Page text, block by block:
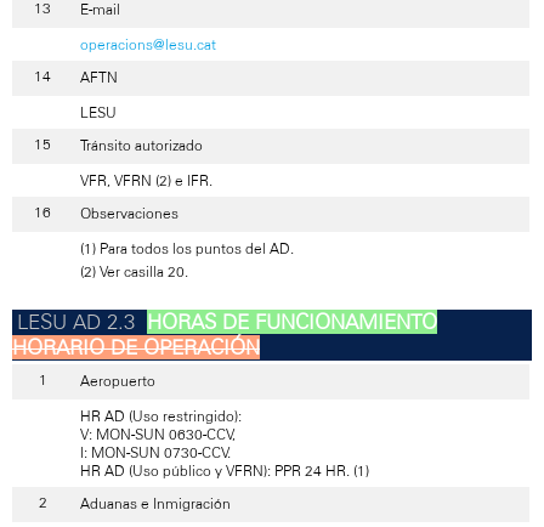
E-mail
operacions@lesu.cat
AFTN
LESU
Tránsito autorizado
VFR, VFRN (2) e IFR.
Observaciones
(1) Para todos los puntos del AD.
(2) Ver casilla 20.
HORAS DE FUNCIONAMIENTO
HORARIO DE OPERACIÓN
Aeropuerto
HR AD (Uso restringido):
V: MON-SUN 0630-CCV,
I: MON-SUN 0730-CCV.
HR AD (Uso público y VFRN): PPR 24 HR. (1)
Aduanas e Inmigración